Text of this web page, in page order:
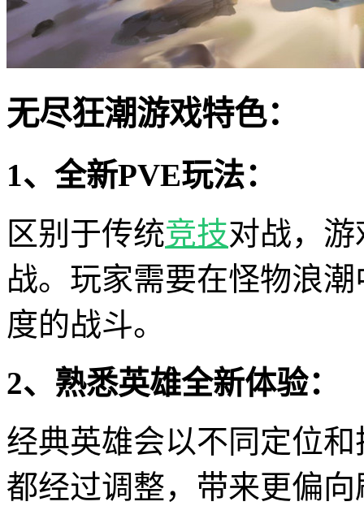
无尽狂潮游戏特色：
1、全新PVE玩法：
区别于传统竞技对战，
战。玩家需要在怪物浪
度的战斗。
2、熟悉英雄全新体验：
经典英雄会以不同定位
都经过调整，带来更偏